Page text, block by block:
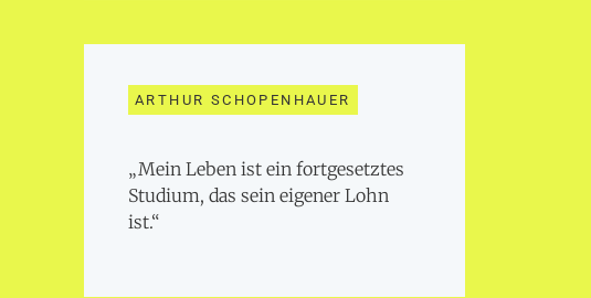
ARTHUR SCHOPENHAUER
„Mein Leben ist ein fortgesetztes
Studium, das sein eigener Lohn
ist.“